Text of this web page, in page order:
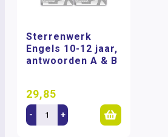
Sterrenwerk
Engels 10-12 jaar,
antwoorden A & B
29,85
- +